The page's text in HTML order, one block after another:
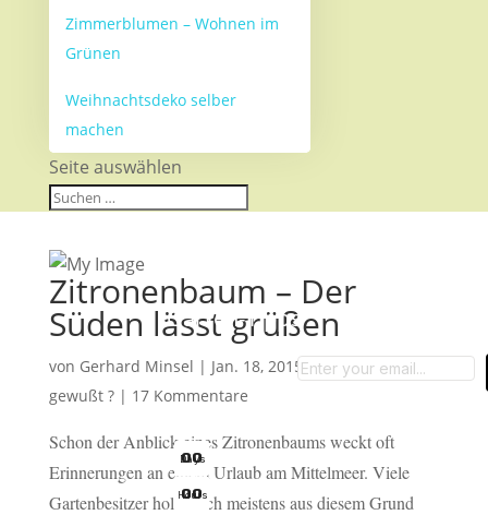
Zimmerblumen – Wohnen im
Grünen
Weihnachtsdeko selber
machen
Seite auswählen
Zitronenbaum – Der
Süden lässt grüßen
von Gerhard Minsel | Jan. 18, 2015|Hast Du es
gewußt ?| 17 Kommentare
Schon der Anblick eines Zitronenbaums weckt oft
Erinnerungen an einem Urlaub am Mittelmeer. Viele
Gartenbesitzer holen sich meistens aus diesem Grund
00
Days
00
Hours
Garten-Tipps